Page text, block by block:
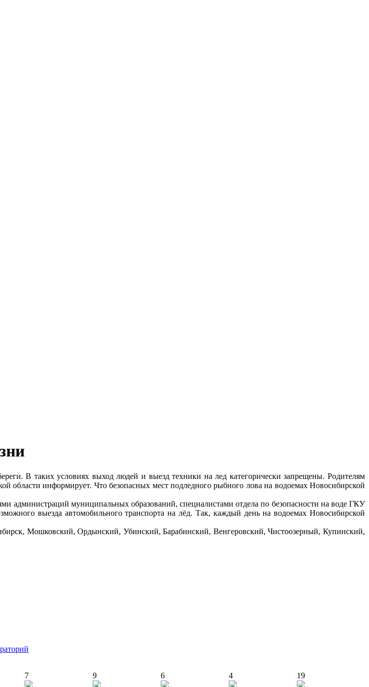
В таких условиях выход людей и выезд техники на лед категорически запрещены. Родителям
области информирует. Что безопасных мест подледного рыбного лова на водоемах Новосибирской
администраций муниципальных образований, специалистами отдела по безопасности на воде ГКУ
выезда автомобильного транспорта на лёд. Так, каждый день на водоемах Новосибирской
Мошковский, Ордынский, Убинский, Барабинский, Венгеровский, Чистоозерный, Купинский,
7 9 6 4 19